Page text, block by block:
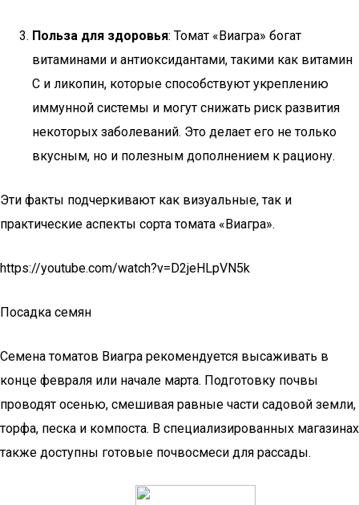
Польза для здоровья: Томат «Виагра» богат
витаминами и антиоксидантами, такими как витамин
C и ликопин, которые способствуют укреплению
иммунной системы и могут снижать риск развития
некоторых заболеваний. Это делает его не только
вкусным, но и полезным дополнением к рациону.
Эти факты подчеркивают как визуальные, так и
практические аспекты сорта томата «Виагра».
https://youtube.com/watch?v=D2jeHLpVN5k
Посадка семян
Семена томатов Виагра рекомендуется высаживать в
конце февраля или начале марта. Подготовку почвы
проводят осенью, смешивая равные части садовой земли,
торфа, песка и компоста. В специализированных магазинах
также доступны готовые почвосмеси для рассады.